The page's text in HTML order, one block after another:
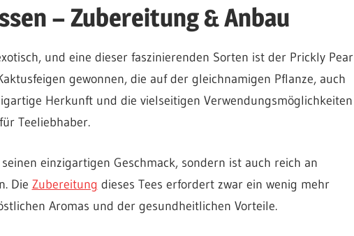
– Zubereitung & Anbau
und eine dieser faszinierenden Sorten ist der Prickly Pear
gewonnen, die auf der gleichnamigen Pflanze, auch
Herkunft und die vielseitigen Verwendungsmöglichkeiten
Teeliebhaber.
einzigartigen Geschmack, sondern ist auch reich an
Die Zubereitung dieses Tees erfordert zwar ein wenig mehr
Aromas und der gesundheitlichen Vorteile.